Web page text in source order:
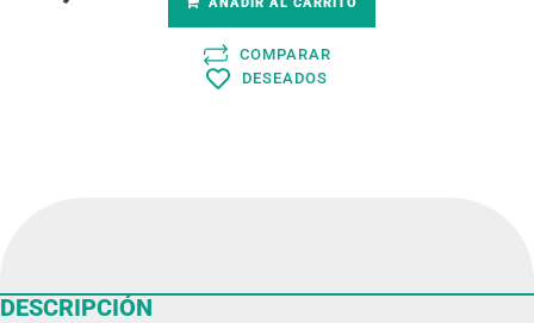
COMPARAR
DESEADOS
DESCRIPCIÓN